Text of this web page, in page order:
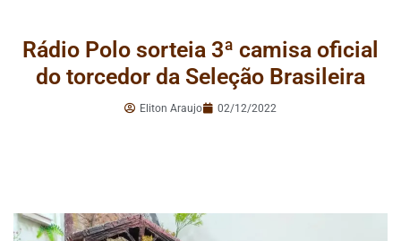
Rádio Polo sorteia 3ª camisa oficial
do torcedor da Seleção Brasileira
Eliton Araujo 02/12/2022